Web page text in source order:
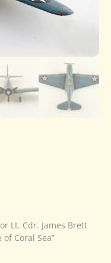
Lt. Cdr. James Brett
of Coral Sea”